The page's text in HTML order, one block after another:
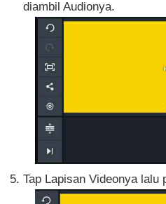
diambil Audionya.
Tap Lapisan Videonya lalu